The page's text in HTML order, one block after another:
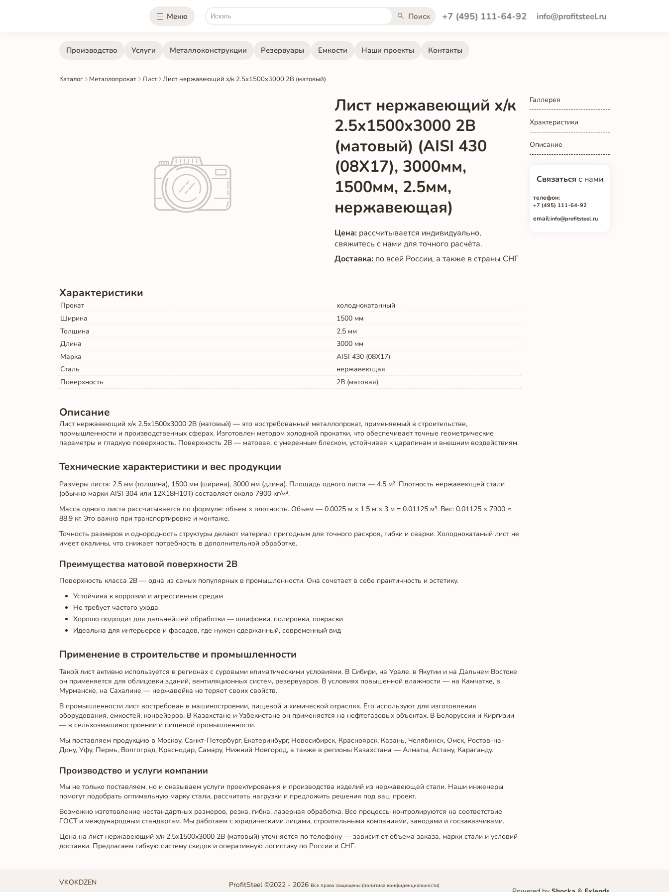
Меню Поиск +7 (495) 111-64-92 info@profitsteel.ru
Производство Услуги Металлоконструкции Резервуары Емкости Наши проекты Контакты
Каталог Металлопрокат Лист Лист нержавеющий х/к 2.5х1500х3000 2B (матовый)
Лист нержавеющий х/к
2.5х1500х3000 2B
(матовый) (AISI 430
(08Х17), 3000мм,
1500мм, 2.5мм,
нержавеющая)
Цена: рассчитывается индивидуально,
свяжитесь с нами для точного расчёта.
Доставка: по всей России, а также в страны СНГ
Галлерея
Храктеристики
Описание
Связаться с нами
телефон:
+7 (495) 111-64-92
email:info@profitsteel.ru
Характеристики
Прокат
холоднокатанный
Ширина
1500 мм
Толщина
2.5 мм
Длина
3000 мм
Марка
AISI 430 (08Х17)
Сталь
нержавеющая
Поверхность
2B (матовая)
Описание
Лист нержавеющий х/к 2.5х1500х3000 2B (матовый) — это востребованный металлопрокат, применяемый в строительстве,
промышленности и производственных сферах. Изготовлен методом холодной прокатки, что обеспечивает точные геометрические
параметры и гладкую поверхность. Поверхность 2B — матовая, с умеренным блеском, устойчивая к царапинам и внешним воздействиям.
Технические характеристики и вес продукции
Размеры листа: 2.5 мм (толщина), 1500 мм (ширина), 3000 мм (длина). Площадь одного листа — 4.5 м². Плотность нержавеющей стали
(обычно марки AISI 304 или 12Х18Н10Т) составляет около 7900 кг/м³.
Масса одного листа рассчитывается по формуле: объем × плотность. Объем — 0.0025 м × 1.5 м × 3 м = 0.01125 м³. Вес: 0.01125 × 7900 ≈
88.9 кг. Это важно при транспортировке и монтаже.
Точность размеров и однородность структуры делают материал пригодным для точного раскроя, гибки и сварки. Холоднокатаный лист не
имеет окалины, что снижает потребность в дополнительной обработке.
Преимущества матовой поверхности 2B
Поверхность класса 2B — одна из самых популярных в промышленности. Она сочетает в себе практичность и эстетику.
Устойчива к коррозии и агрессивным средам
Не требует частого ухода
Хорошо подходит для дальнейшей обработки — шлифовки, полировки, покраски
Идеальна для интерьеров и фасадов, где нужен сдержанный, современный вид
Применение в строительстве и промышленности
Такой лист активно используется в регионах с суровыми климатическими условиями. В Сибири, на Урале, в Якутии и на Дальнем Востоке
он применяется для облицовки зданий, вентиляционных систем, резервуаров. В условиях повышенной влажности — на Камчатке, в
Мурманске, на Сахалине — нержавейка не теряет своих свойств.
В промышленности лист востребован в машиностроении, пищевой и химической отраслях. Его используют для изготовления
оборудования, емкостей, конвейеров. В Казахстане и Узбекистане он применяется на нефтегазовых объектах. В Белоруссии и Киргизии
— в сельхозмашиностроении и пищевой промышленности.
Мы поставляем продукцию в Москву, Санкт-Петербург, Екатеринбург, Новосибирск, Красноярск, Казань, Челябинск, Омск, Ростов-на-
Дону, Уфу, Пермь, Волгоград, Краснодар, Самару, Нижний Новгород, а также в регионы Казахстана — Алматы, Астану, Караганду.
Производство и услуги компании
Мы не только поставляем, но и оказываем услуги проектирования и производства изделий из нержавеющей стали. Наши инженеры
помогут подобрать оптимальную марку стали, рассчитать нагрузки и предложить решения под ваш проект.
Возможно изготовление нестандартных размеров, резка, гибка, лазерная обработка. Все процессы контролируются на соответствие
ГОСТ и международным стандартам. Мы работаем с юридическими лицами, строительными компаниями, заводами и госзаказчиками.
Цена на лист нержавеющий х/к 2.5х1500х3000 2B (матовый) уточняется по телефону — зависит от объема заказа, марки стали и условий
доставки. Предлагаем гибкую систему скидок и оперативную логистику по России и СНГ.
VKOKDZEN ProfitSteel ©2022 - 2026 Все права защищены (политика конфиденциальности)